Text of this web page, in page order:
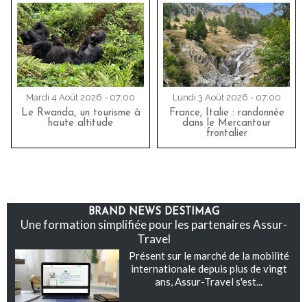
Mardi 4 Août 2026 - 07:00
Le Rwanda, un tourisme à
haute altitude
Lundi 3 Août 2026 - 07:00
France, Italie : randonnée
dans le Mercantour
frontalier
BRAND NEWS DESTIMAG
Une formation simplifiée pour les partenaires Assur-
Travel
Présent sur le marché de la mobilité
internationale depuis plus de vingt
ans, Assur-Travel s'est...